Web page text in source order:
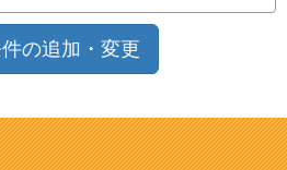
の追加・変更